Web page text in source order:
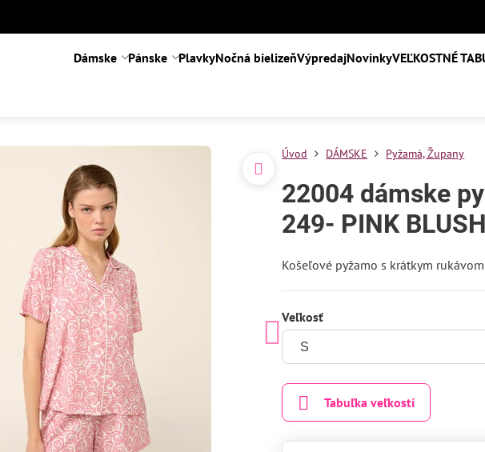
Dámske Pánske PlavkyNočná bielizeňVýpredajNovinkyVEĽKOSTNÉ
Úvod DÁMSKE Pyžamá, Župany
22004 dámske
249- PINK BLUSH
Košeľové pyžamo s krátkym
Veľkosť
Tabuľka veľkostí